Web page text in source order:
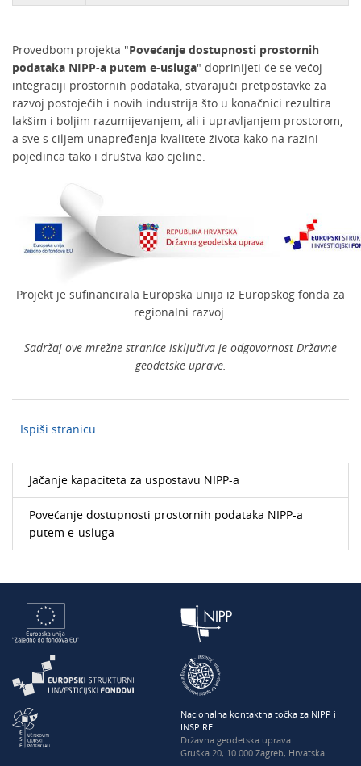
Provedbom projekta "Povećanje dostupnosti prostornih
podataka NIPP-a putem e-usluga" doprinijeti će se većoj
integraciji prostornih podataka, stvarajući pretpostavke za
razvoj postojećih i novih industrija što u konačnici rezultira
lakšim i boljim razumijevanjem, ali i upravljanjem prostorom,
a sve s ciljem unapređenja kvalitete života kako na razini
pojedinca tako i društva kao cjeline.
Projekt je sufinancirala Europska unija iz Europskog fonda za
regionalni razvoj.
Sadržaj ove mrežne stranice isključiva je odgovornost Državne
geodetske uprave.
Ispiši stranicu
Jačanje kapaciteta za uspostavu NIPP-a
Povećanje dostupnosti prostornih podataka NIPP-a
putem e-usluga
Nacionalna kontaktna točka za NIPP i
INSPIRE
Državna geodetska uprava
Gruška 20, 10 000 Zagreb, Hrvatska